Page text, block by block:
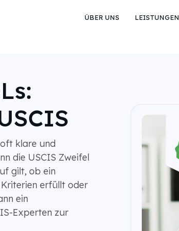
ÜBER UNS LEISTUNGEN
klare und
die USCIS Zweifel
gilt, ob ein
erfüllt oder
ein
Experten zur